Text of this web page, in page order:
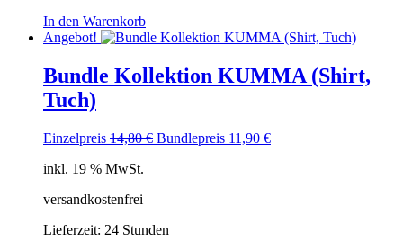
In den Warenkorb
Angebot!
Bundle Kollektion KUMMA (Shirt,
Tuch)
Einzelpreis 14,80€ Ursprünglicher
Bundlepreis 11,90 €Aktueller
inkl. 19 % MwSt.
versandkostenfrei
Lieferzeit: 24 Stunden